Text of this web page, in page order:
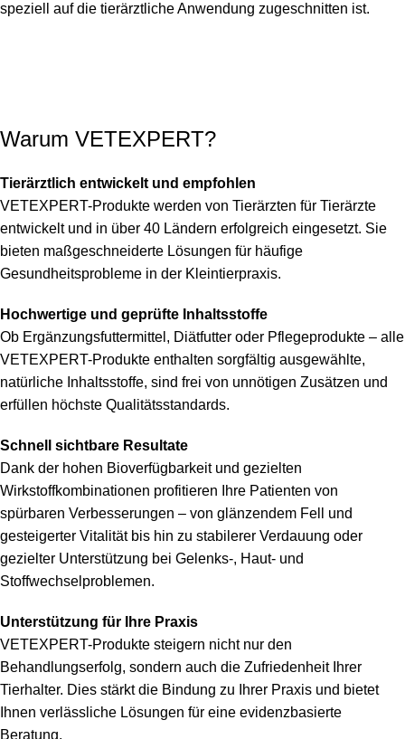
speziell auf die tierärztliche Anwendung zugeschnitten ist.
Warum VETEXPERT?
Tierärztlich entwickelt und empfohlen
VETEXPERT-Produkte werden von Tierärzten für Tierärzte
entwickelt und in über 40 Ländern erfolgreich eingesetzt. Sie
bieten maßgeschneiderte Lösungen für häufige
Gesundheitsprobleme in der Kleintierpraxis.
Hochwertige und geprüfte Inhaltsstoffe
Ob Ergänzungsfuttermittel, Diätfutter oder Pflegeprodukte – alle
VETEXPERT-Produkte enthalten sorgfältig ausgewählte,
natürliche Inhaltsstoffe, sind frei von unnötigen Zusätzen und
erfüllen höchste Qualitätsstandards.
Schnell sichtbare Resultate
Dank der hohen Bioverfügbarkeit und gezielten
Wirkstoffkombinationen profitieren Ihre Patienten von
spürbaren Verbesserungen – von glänzendem Fell und
gesteigerter Vitalität bis hin zu stabilerer Verdauung oder
gezielter Unterstützung bei Gelenks-, Haut- und
Stoffwechselproblemen.
Unterstützung für Ihre Praxis
VETEXPERT-Produkte steigern nicht nur den
Behandlungserfolg, sondern auch die Zufriedenheit Ihrer
Tierhalter. Dies stärkt die Bindung zu Ihrer Praxis und bietet
Ihnen verlässliche Lösungen für eine evidenzbasierte
Beratung.